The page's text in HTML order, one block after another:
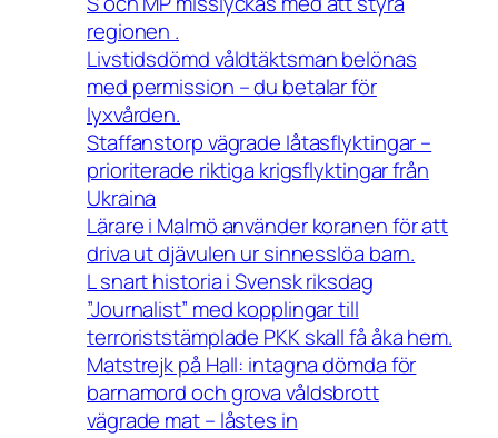
regionen .
Livstidsdömd våldtäktsman belönas
med permission – du betalar för
lyxvården.
Staffanstorp vägrade låtasflyktingar –
prioriterade riktiga krigsflyktingar från
Ukraina
Lärare i Malmö använder koranen för att
driva ut djävulen ur sinnesslöa barn.
L snart historia i Svensk riksdag
”Journalist” med kopplingar till
terroriststämplade PKK skall få åka hem.
Matstrejk på Hall: intagna dömda för
barnamord och grova våldsbrott
vägrade mat – låstes in